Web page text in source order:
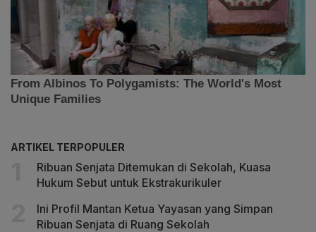
ARTIKEL TERPOPULER
Ribuan Senjata Ditemukan di Sekolah, Kuasa
Hukum Sebut untuk Ekstrakurikuler
Ini Profil Mantan Ketua Yayasan yang Simpan
Ribuan Senjata di Ruang Sekolah